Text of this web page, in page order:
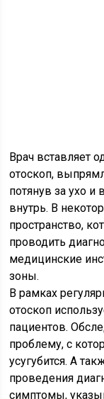
Врач вставляет
отоскоп,
потянув за ухо и
внутрь. В
пространство,
проводить
медицинские
зоны.
В рамках
отоскоп
пациентов.
проблему, с
усугубится. А
проведения
симптомы,